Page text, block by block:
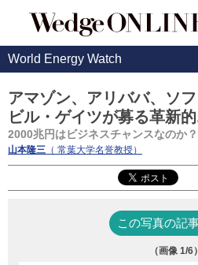
World Energy Watch
アマゾン、アリババ、ソ
ビル・ゲイツが募る革新
2000兆円はビジネスチャンスなのか？
山本隆三 （ 常葉大学名誉教授）
この写真の記
（画像 1/6）